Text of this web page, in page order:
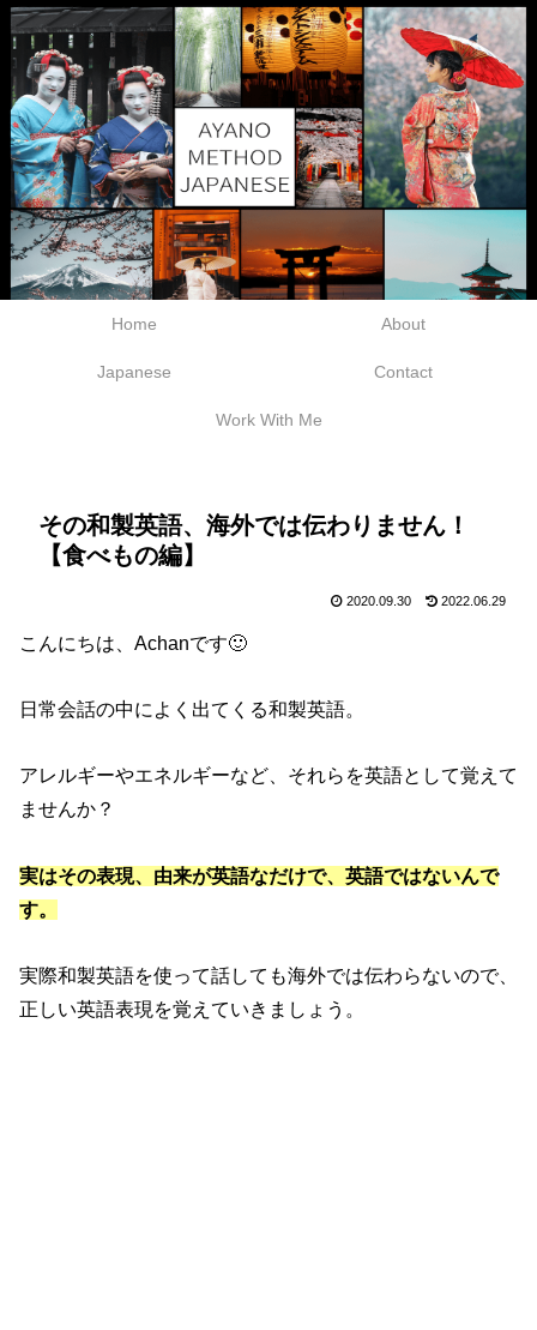
Home About
Japanese Contact
Work With Me
その和製英語、海外では伝わりません！
【食べもの編】
2020.09.30 2022.06.29
こんにちは、 Achanです🙂
日常会話の中によく出てくる和製英語。
アレルギーやエネルギーなど、それらを英語として覚えて
ませんか？
実はその表現、由来が英語なだけで、英語ではないんで
す。
実際和製英語を使って話しても海外では伝わらないので、
正しい英語表現を覚えていきましょう。